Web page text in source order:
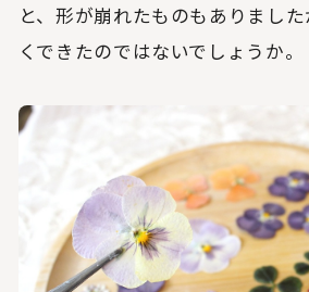
と、形が崩れたものもありまし
くできたのではないでしょうか。